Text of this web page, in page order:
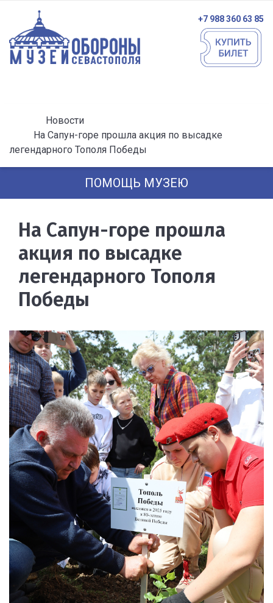
+7 988 360 63 85
Новости
На Сапун-горе прошла акция по высадке
легендарного Тополя Победы
ПОМОЩЬ МУЗЕЮ
На Сапун-горе прошла
акция по высадке
легендарного Тополя
Победы